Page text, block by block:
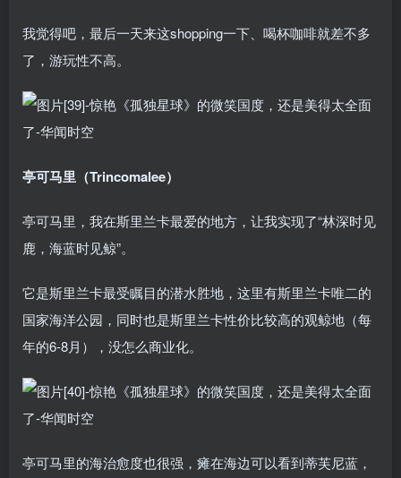
我觉得吧，最后一天来这shopping一下、喝杯咖啡就差不多
了，游玩性不高。
亭可马里（Trincomalee）
亭可马里，我在斯里兰卡最爱的地方，让我实现了“林深时见
鹿，海蓝时见鲸”。
它是斯里兰卡最受瞩目的潜水胜地，这里有斯里兰卡唯二的
国家海洋公园，同时也是斯里兰卡性价比较高的观鲸地（每
年的6-8月），没怎么商业化。
亭可马里的海治愈度也很强，瘫在海边可以看到蒂芙尼蓝，